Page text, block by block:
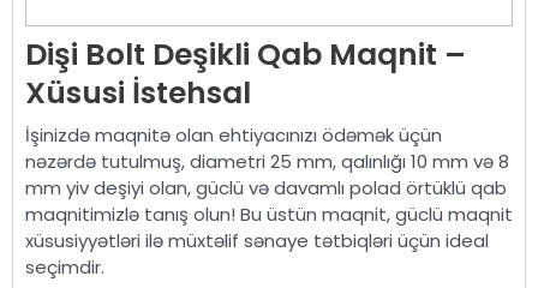
Dişi Bolt Deşikli Qab Maqnit –
Xüsusi İstehsal
İşinizdə maqnitə olan ehtiyacınızı ödəmək üçün
nəzərdə tutulmuş, diametri 25 mm, qalınlığı 10 mm və 8
mm yiv deşiyi olan, güclü və davamlı polad örtüklü qab
maqnitimizlə tanış olun! Bu üstün maqnit, güclü maqnit
xüsusiyyətləri ilə müxtəlif sənaye tətbiqləri üçün ideal
seçimdir.